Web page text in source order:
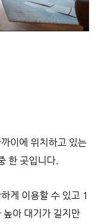
이에 위치하고 있는
한 곳입니다.
게 이용할 수 있고 1
아 대기가 길지만